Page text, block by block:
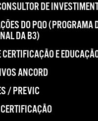
DE
DO PQO (PROGRAMA
DA B3)
CERTIFICAÇÃO E
ANCORD
/ PREVIC